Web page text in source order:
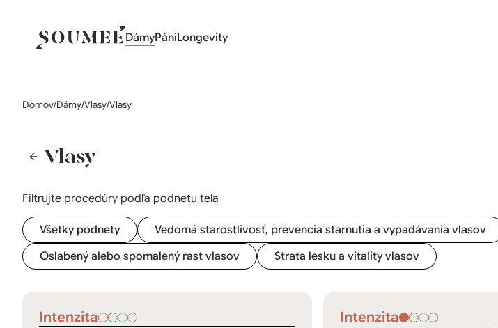
DámyPániLongevity
Domov/Dámy/Vlasy/Vlasy
Vlasy
Filtrujte procedúry podľa podnetu tela
Všetky podnety Vedomá starostlivosť, prevencia starnutia a vypadávania vlasov
Oslabený alebo spomalený rast vlasov
Strata lesku a vitality vlasov
Intenzita Intenzita